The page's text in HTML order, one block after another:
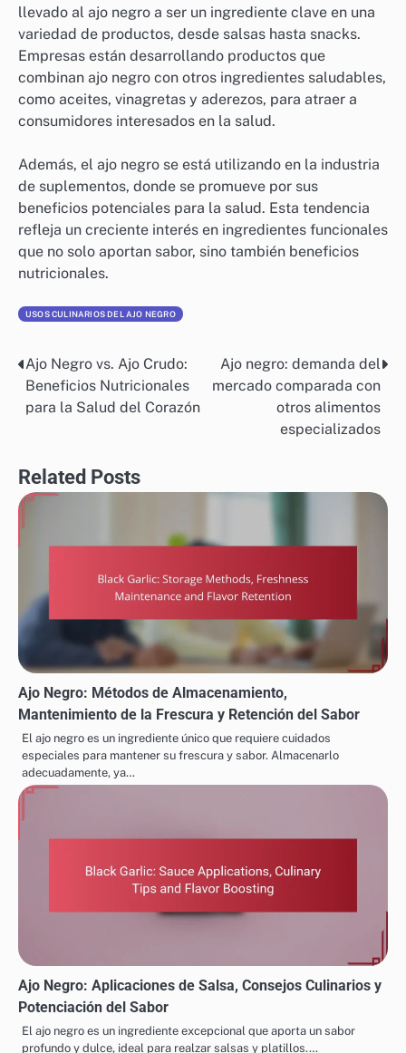
llevado al ajo negro a ser un ingrediente clave en una
variedad de productos, desde salsas hasta snacks.
Empresas están desarrollando productos que
combinan ajo negro con otros ingredientes saludables,
como aceites, vinagretas y aderezos, para atraer a
consumidores interesados en la salud.
Además, el ajo negro se está utilizando en la industria
de suplementos, donde se promueve por sus
beneficios potenciales para la salud. Esta tendencia
refleja un creciente interés en ingredientes funcionales
que no solo aportan sabor, sino también beneficios
nutricionales.
USOS CULINARIOS DEL AJO NEGRO
Post
navigation
Ajo Negro vs. Ajo Crudo:
Beneficios Nutricionales
para la Salud del Corazón
Ajo negro: demanda del
mercado comparada con
otros alimentos
especializados
Related Posts
Ajo Negro: Métodos de Almacenamiento,
Mantenimiento de la Frescura y Retención del Sabor
El ajo negro es un ingrediente único que requiere cuidados
especiales para mantener su frescura y sabor. Almacenarlo
adecuadamente, ya…
Ajo Negro: Aplicaciones de Salsa, Consejos Culinarios y
Potenciación del Sabor
El ajo negro es un ingrediente excepcional que aporta un sabor
profundo y dulce, ideal para realzar salsas y platillos.…